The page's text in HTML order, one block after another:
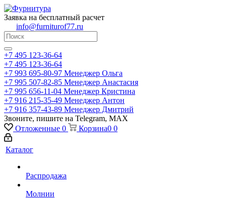
Заявка на бесплатный расчет
info@furniturof77.ru
+7 495 123-36-64
+7 495 123-36-64
+7 993 695-80-97 Менеджер Ольга
+7 995 507-82-85 Менеджер Анастасия
+7 995 656-11-04 Менеджер Кристина
+7 916 215-35-49 Менеджер Антон
+7 916 357-43-89 Менеджер Дмитрий
Звоните, пишите на Telegram, MAX
Отложенные 0 Корзина0 0
Каталог
Распродажа
Молнии